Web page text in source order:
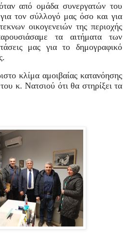
από ομάδα συνεργατών του
τον σύλλογό μας όσο και για
οικογενειών της περιοχής
τα αιτήματα των
μας για το δημογραφικό
κλίμα αμοιβαίας κατανόησης
κ. Νατσιού ότι θα στηρίξει τα